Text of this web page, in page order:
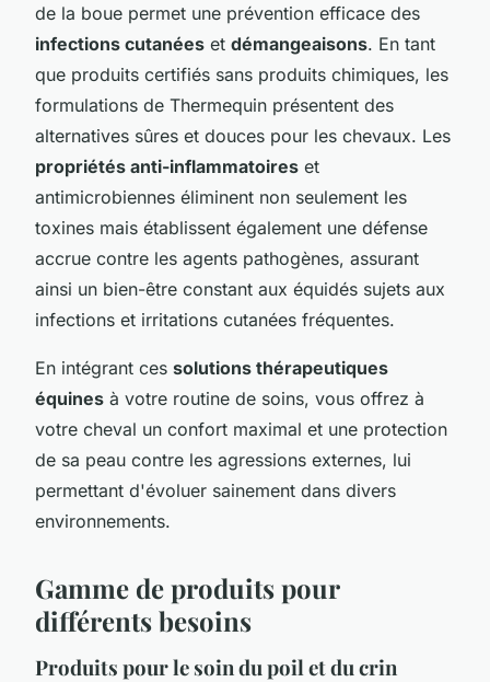
de la boue permet une prévention efficace des
infections cutanées et démangeaisons. En tant
que produits certifiés sans produits chimiques, les
formulations de Thermequin présentent des
alternatives sûres et douces pour les chevaux. Les
propriétés anti-inflammatoires et
antimicrobiennes éliminent non seulement les
toxines mais établissent également une défense
accrue contre les agents pathogènes, assurant
ainsi un bien-être constant aux équidés sujets aux
infections et irritations cutanées fréquentes.
En intégrant ces solutions thérapeutiques
équines à votre routine de soins, vous offrez à
votre cheval un confort maximal et une protection
de sa peau contre les agressions externes, lui
permettant d'évoluer sainement dans divers
environnements.
Gamme de produits pour
différents besoins
Produits pour le soin du poil et du crin